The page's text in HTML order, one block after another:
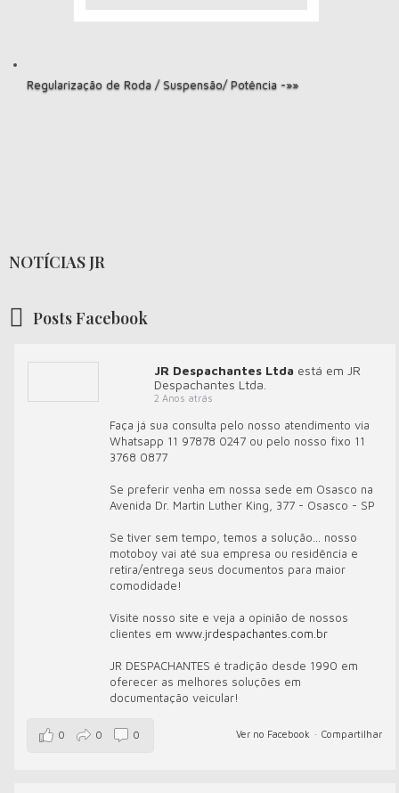
Regularização de Roda / Suspensão/ Potência -»»
NOTÍCIAS JR
Posts Facebook
JR Despachantes Ltda está em JR
Despachantes Ltda.
2 Anos atrás
Faça já sua consulta pelo nosso atendimento via
Whatsapp 11 97878 0247 ou pelo nosso fixo 11
3768 0877
Se preferir venha em nossa sede em Osasco na
Avenida Dr. Martin Luther King, 377 - Osasco - SP
Se tiver sem tempo, temos a solução... nosso
motoboy vai até sua empresa ou residência e
retira/entrega seus documentos para maior
comodidade!
Visite nosso site e veja a opinião de nossos
clientes em www.jrdespachantes.com.br
JR DESPACHANTES é tradição desde 1990 em
oferecer as melhores soluções em
documentação veicular!
Ver no Facebook · Compartilhar
0 0 0